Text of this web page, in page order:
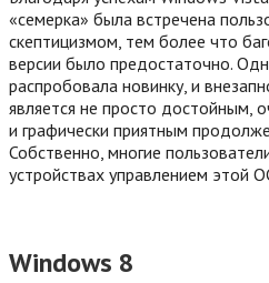
«семерка» была встречена
скептицизмом, тем более что
версии было предостаточно.
распробовала новинку, и
является не просто достойным,
и графически приятным
Собственно, многие
устройствах управлением этой
Windows 8